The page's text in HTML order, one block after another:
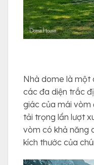
Nhà dome là một
các đa diện trắc
giác của mái vòm
tải trọng lần lượt
vòm có khả năng
kích thước của